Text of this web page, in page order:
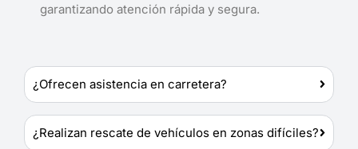
garantizando atención rápida y segura.
¿Ofrecen asistencia en carretera?
¿Realizan rescate de vehículos en zonas difíciles?